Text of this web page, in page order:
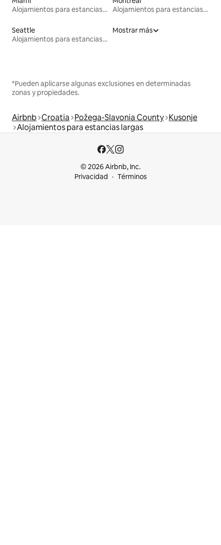
Alojamientos para estancias largas
Alojamientos para estancias largas
Seattle
Alojamientos para estancias largas
Mostrar más
*Pueden aplicarse algunas exclusiones en determinadas
zonas y propiedades.
Airbnb Croatia Požega-Slavonia County Kusonje
Alojamientos para estancias largas
© 2026 Airbnb, Inc.
Privacidad
Términos